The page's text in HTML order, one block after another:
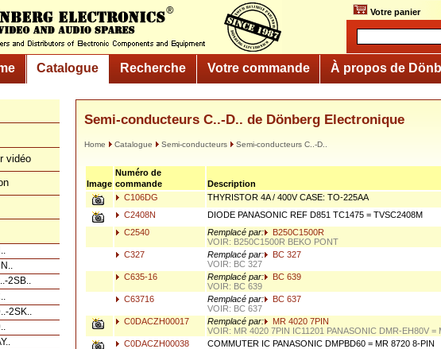
Votre panier
Catalogue Recherche Votre commande À propos de
vidéo
2SB..
2SK..
Semi-conducteurs C..-D.. de Dönberg Electronique
Home Catalogue Semi-conducteurs Semi-conducteurs C..-D..
Image
Numéro de
commande
Description
C106DG
THYRISTOR 4A / 400V CASE: TO-225AA
C2408N
DIODE PANASONIC REF D851 TC1475 = TVSC2408M
C2540
Remplacé par:
B250C1500R
VOIR: B250C1500R BEKO PONT
C327 Remplacé par:
BC 327
VOIR: BC 327
C635-16 Remplacé par:
BC 639
VOIR: BC 639
C63716 Remplacé par:
BC 637
VOIR: BC 637
C0DACZH00017 Remplacé par:
MR 4020 7PIN
VOIR: MR 4020 7PIN IC11201 PANASONIC DMR-EH80V =
C0DACZH00038 COMMUTER IC PANASONIC DMPBD60 = MR 8720 8-PIN